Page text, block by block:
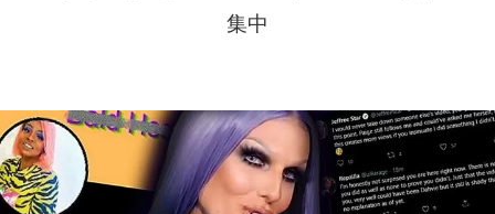
集中